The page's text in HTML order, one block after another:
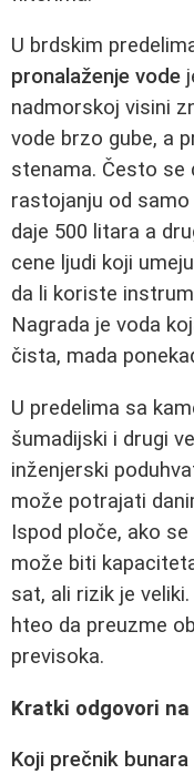
U brdskim
pronalaženje vode
nadmorskoj visini
vode brzo gube, a
stenama. Često se
rastojanju od
daje 500 litara a
cene ljudi koji
da li koriste
Nagrada je voda
čista, mada
U predelima sa
šumadijski i drugi
inženjerski
može potrajati
Ispod ploče, ako
može biti
sat, ali rizik je
hteo da preuzme
previsoka.
Kratki odgovori
Koji prečnik